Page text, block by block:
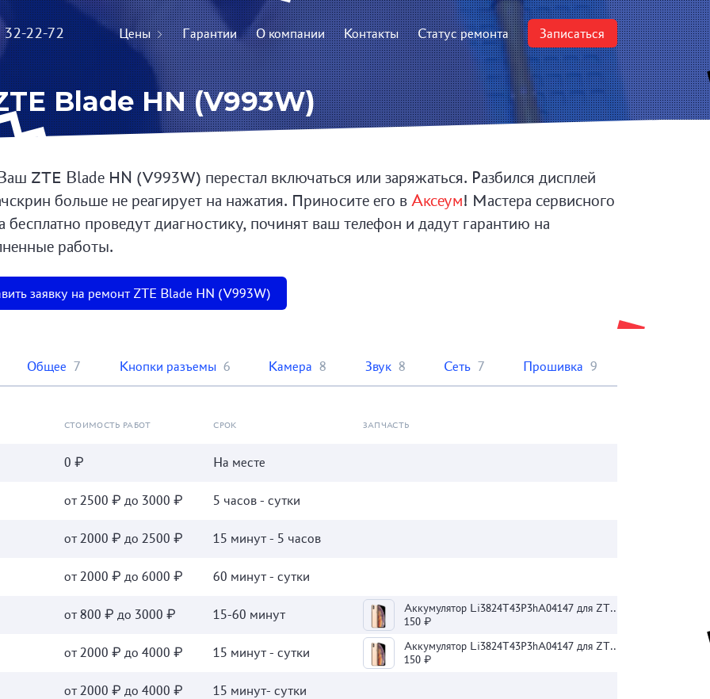
32-22-72 Цены Гарантии О компании Контакты Статус ремонта Записаться
Blade HN (V993W)
ZTE Blade HN (V993W) перестал включаться или заряжаться. Разбился дисплей
больше не реагирует на нажатия. Приносите его в Аксеум! Мастера сервисного
бесплатно проведут диагностику, починят ваш телефон и дадут гарантию на
работы.
заявку на ремонт ZTE Blade HN (V993W)
Общее 7 Кнопки разъемы 6 Камера 8 Звук 8 Сеть 7 Прошивка 9
СТОИМОСТЬ РАБОТ СРОК ЗАПЧАСТЬ
0 ₽ На месте
от 2500 ₽ до 3000 ₽ 5 часов - сутки
от 2000 ₽ до 2500 ₽ 15 минут - 5 часов
от 2000 ₽ до 6000 ₽ 60 минут - сутки
от 800 ₽ до 3000 ₽ 15-60 минут
Аккумулятор Li3824T43P3hA04147 для ZTE V993W/Blade HN
150 ₽
от 2000 ₽ до 4000 ₽ 15 минут - сутки
Аккумулятор Li3824T43P3hA04147 для ZTE V993W/Blade HN
150 ₽
от 2000 ₽ до 4000 ₽ 15 минут- сутки